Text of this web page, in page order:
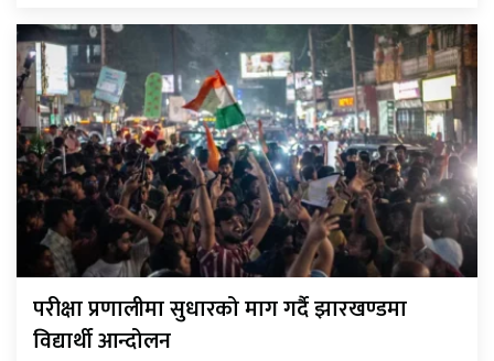
परीक्षा प्रणालीमा सुधारको माग गर्दै झारखण्डमा
विद्यार्थी आन्दोलन